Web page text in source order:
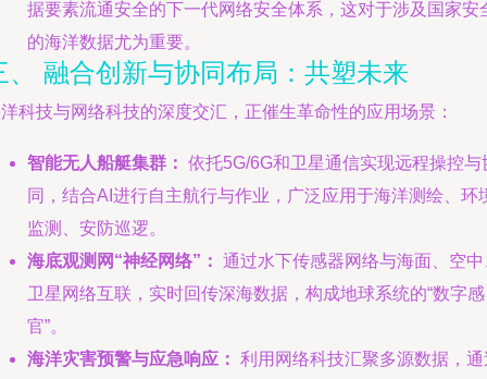
据要素流通安全的下一代网络安全体系，这对于涉及国家安
的海洋数据尤为重要。
、 融合创新与协同布局：共塑未来
科技与网络科技的深度交汇，正催生革命性的应用场景：
智能无人船艇集群： 依托5G/6G和卫星通信实现远程操控与
同，结合AI进行自主航行与作业，广泛应用于海洋测绘、环
监测、安防巡逻。
海底观测网“神经网络”： 通过水下传感器网络与海面、空中
卫星网络互联，实时回传深海数据，构成地球系统的“数字感
官”。
海洋灾害预警与应急响应： 利用网络科技汇聚多源数据，通